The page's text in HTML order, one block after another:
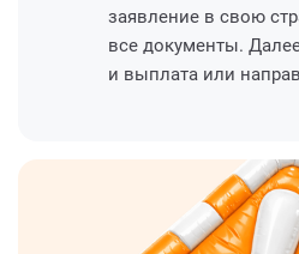
заявление в свою
все документы.
и выплата или